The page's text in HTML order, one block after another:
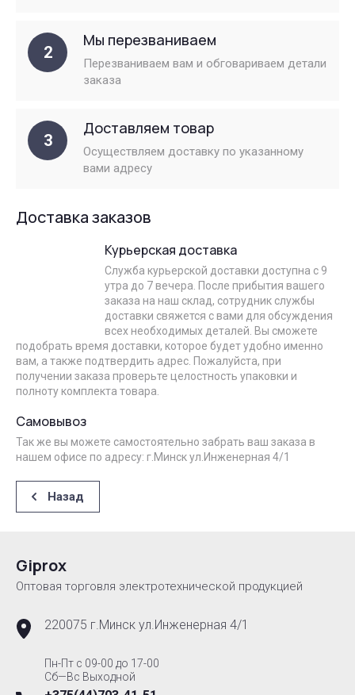
2
Мы перезваниваем
Перезваниваем вам и обговариваем детали
заказа
3
Доставляем товар
Осуществляем доставку по указанному
вами адресу
Доставка заказов
Курьерская доставка
Служба курьерской доставки доступна с 9
утра до 7 вечера. После прибытия вашего
заказа на наш склад, сотрудник службы
доставки свяжется с вами для обсуждения
всех необходимых деталей. Вы сможете
подобрать время доставки, которое будет удобно именно
вам, а также подтвердить адрес. Пожалуйста, при
получении заказа проверьте целостность упаковки и
полноту комплекта товара.
Самовывоз
Так же вы можете самостоятельно забрать ваш заказа в
нашем офисе по адресу: г.Минск ул.Инженерная 4/1
Назад
Giprox
Оптовая торговля электротехнической продукцией
220075 г.Минск ул.Инженерная 4/1
Пн-Пт с 09-00 до 17-00
Сб—Вс Выходной